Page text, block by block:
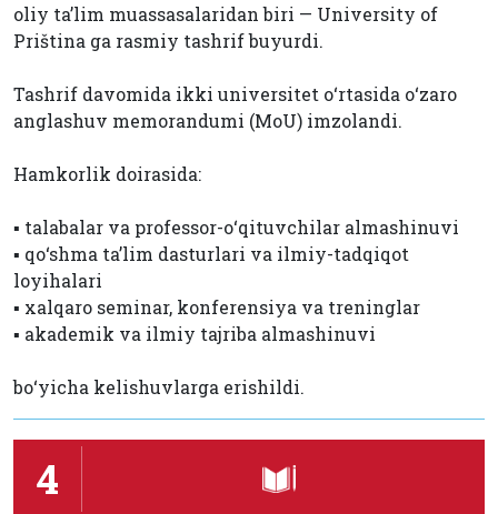
oliy ta’lim muassasalaridan biri — University of
Priština ga rasmiy tashrif buyurdi.
Tashrif davomida ikki universitet o‘rtasida o‘zaro
anglashuv memorandumi (MoU) imzolandi.
Hamkorlik doirasida:
▪️ talabalar va professor-o‘qituvchilar almashinuvi
▪️ qo‘shma ta’lim dasturlari va ilmiy-tadqiqot
loyihalari
▪️ xalqaro seminar, konferensiya va treninglar
▪️ akademik va ilmiy tajriba almashinuvi
bo‘yicha kelishuvlarga erishildi.
4